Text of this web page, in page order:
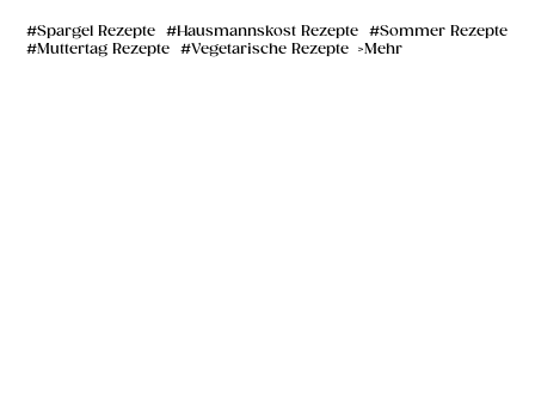
Spargel Rezepte Hausmannskost Rezepte
Sommer Rezepte
Muttertag Rezepte
Vegetarische Rezepte Mehr